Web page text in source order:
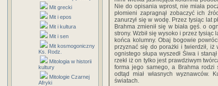
Mit grecki
Mit i epos
Mit i kultura
Mit i sen
Mit kosmogoniczny
Ks. Rodz.
Mitologia w historii
kultury
Mitologie Czarnej
Afryki
Nie do opisania wprost, nie miała
płomieni zapragnął zobaczyć ich
zanurzył się w wodę. Przez tysiąc lat
Brahma zmienił się w biała gęś. o
strony. Wzbił się wysoko i przez tysiąc
końca kolumny. Obaj bogowie
przyznać się do porażki i twierdził, iż
ognistego słupa wyszedł Śiwa i
rzekł iż on tylko jest prawdziwym
forma jego samego, a Brahma rodzi
odtąd miał własnych wyznawców.
światach.